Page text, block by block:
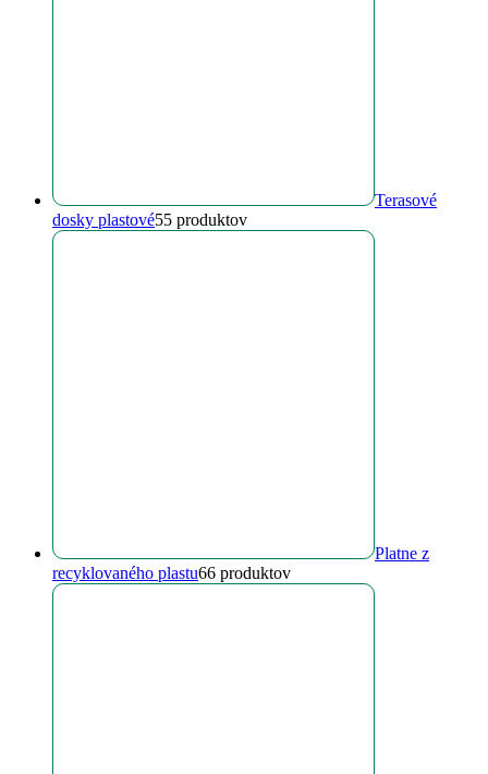
Terasové
dosky plastové55 produktov
Platne z
recyklovaného plastu66 produktov